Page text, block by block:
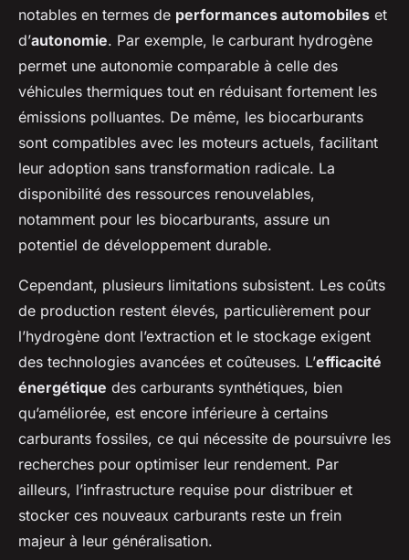
notables en termes de performances automobiles et
d’autonomie. Par exemple, le carburant hydrogène
permet une autonomie comparable à celle des
véhicules thermiques tout en réduisant fortement les
émissions polluantes. De même, les biocarburants
sont compatibles avec les moteurs actuels, facilitant
leur adoption sans transformation radicale. La
disponibilité des ressources renouvelables,
notamment pour les biocarburants, assure un
potentiel de développement durable.
Cependant, plusieurs limitations subsistent. Les coûts
de production restent élevés, particulièrement pour
l’hydrogène dont l’extraction et le stockage exigent
des technologies avancées et coûteuses. L’efficacité
énergétique des carburants synthétiques, bien
qu’améliorée, est encore inférieure à certains
carburants fossiles, ce qui nécessite de poursuivre les
recherches pour optimiser leur rendement. Par
ailleurs, l’infrastructure requise pour distribuer et
stocker ces nouveaux carburants reste un frein
majeur à leur généralisation.